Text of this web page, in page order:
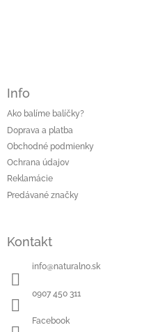
Info
Ako balíme balíčky?
Doprava a platba
Obchodné podmienky
Ochrana údajov
Reklamácie
Predávané značky
Kontakt
info@naturalno.sk
0907 450 311
Facebook